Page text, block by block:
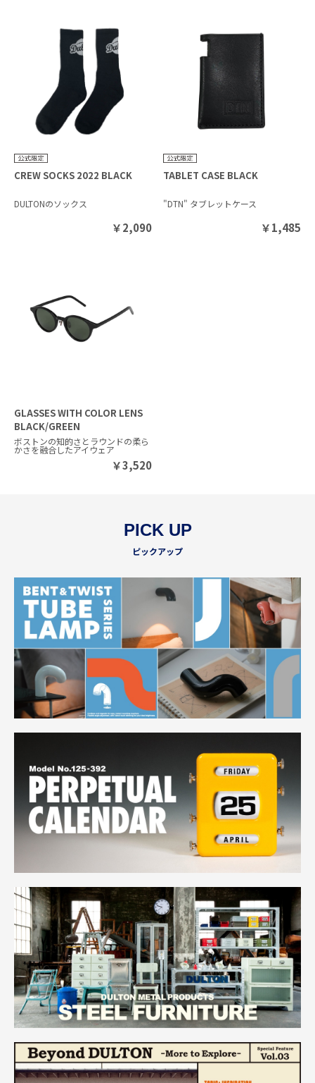
CREW SOCKS 2022 BLACK
DULTONのソックス
￥2,090
TABLET CASE BLACK
"DTN" タブレットケース
￥1,485
GLASSES WITH COLOR LENS
BLACK/GREEN
ボストンの知的さとラウンドの柔ら
かさを融合したアイウェア
￥3,520
PICK UP
ピックアップ